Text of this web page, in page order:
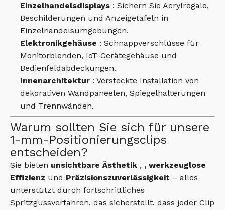
Einzelhandelsdisplays : Sichern Sie Acrylregale,
Beschilderungen und Anzeigetafeln in
Einzelhandelsumgebungen.
Elektronikgehäuse : Schnappverschlüsse für
Monitorblenden, IoT-Gerätegehäuse und
Bedienfeldabdeckungen.
Innenarchitektur : Versteckte Installation von
dekorativen Wandpaneelen, Spiegelhalterungen
und Trennwänden.
Warum sollten Sie sich für unsere
1-mm-Positionierungsclips
entscheiden?
Sie bieten unsichtbare Ästhetik , , werkzeuglose
Effizienz und Präzisionszuverlässigkeit – alles
unterstützt durch fortschrittliches
Spritzgussverfahren, das sicherstellt, dass jeder Clip